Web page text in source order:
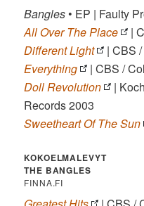
Bangles • EP | Faulty
All Over The Place
|
Different Light
| CBS
Everything
| CBS /
Doll Revolution
|
Records 2003
Sweetheart Of The Sun
KOKOELMALEVYT
THE BANGLES
FINNA.FI